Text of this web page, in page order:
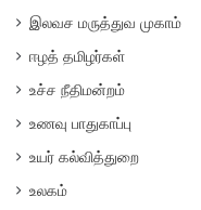
இலவச மருத்துவ முகாம்
ஈழத் தமிழர்கள்
உச்ச நீதிமன்றம்
உணவு பாதுகாப்பு
உயர் கல்வித்துறை
உலகம்